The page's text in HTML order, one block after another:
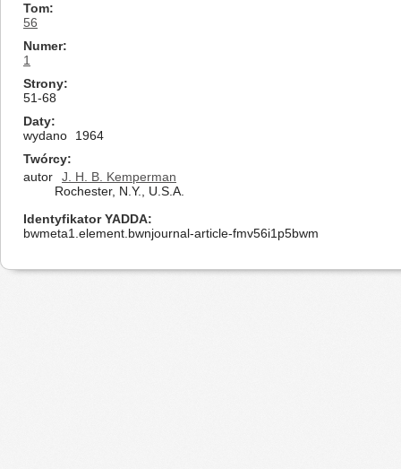
Tom
56
Numer
1
Strony
51-68
Daty
wydano
1964
Twórcy
autor
J. H. B. Kemperman
Rochester, N.Y., U.S.A.
Identyfikator YADDA
bwmeta1.element.bwnjournal-article-fmv56i1p5bwm